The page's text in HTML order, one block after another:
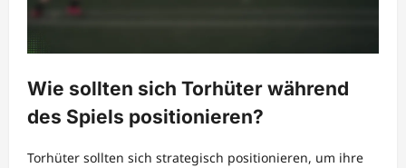
Wie sollten sich Torhüter während
des Spiels positionieren?
Torhüter sollten sich strategisch positionieren, um ihre